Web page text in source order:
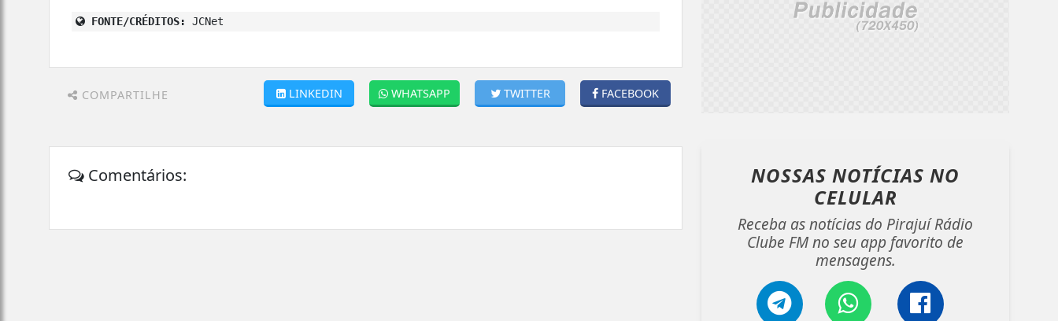
FONTE/CRÉDITOS: JCNet
COMPARTILHE FACEBOOK
TWITTER
WHATSAPP
LINKEDIN
Comentários: NOSSAS NOTÍCIASNO
CELULAR
Receba as notícias do Pirajuí Rádio
Clube FM no seu app favorito de
mensagens.